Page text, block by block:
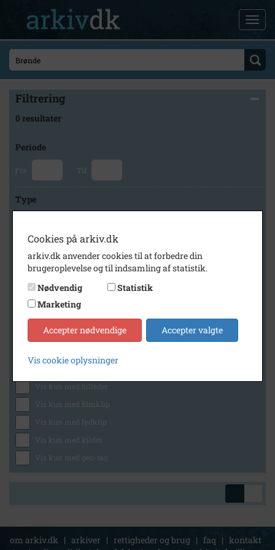
Filtrering
0 resultater
Periode
Fra Til
Type
Arkiv
Fredensborg
Generelt
Vis kun med billeder
Vis kun med filmklip
Vis kun med lydklip
Vis kun med kilder
Vis kun med geo-tag
om arkiv.dk | arkiver | rettigheder og brug | faq | kontakt
Cookies på arkiv.dk
arkiv.dk anvender cookies til at forbedre din
brugeroplevelse og til indsamling af statistik.
Nødvendig
Statistik
Marketing
Accepter nødvendige Accepter valgte
Vis cookie oplysninger